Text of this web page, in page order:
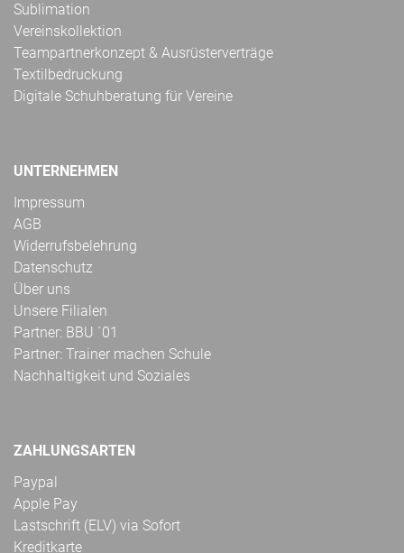
Sublimation
Vereinskollektion
Teampartnerkonzept & Ausrüsterverträge
Textilbedruckung
Digitale Schuhberatung für Vereine
UNTERNEHMEN
Impressum
AGB
Widerrufsbelehrung
Datenschutz
Über uns
Unsere Filialen
Partner: BBU ´01
Partner: Trainer machen Schule
Nachhaltigkeit und Soziales
ZAHLUNGSARTEN
Paypal
Apple Pay
Lastschrift (ELV) via Sofort
Kreditkarte